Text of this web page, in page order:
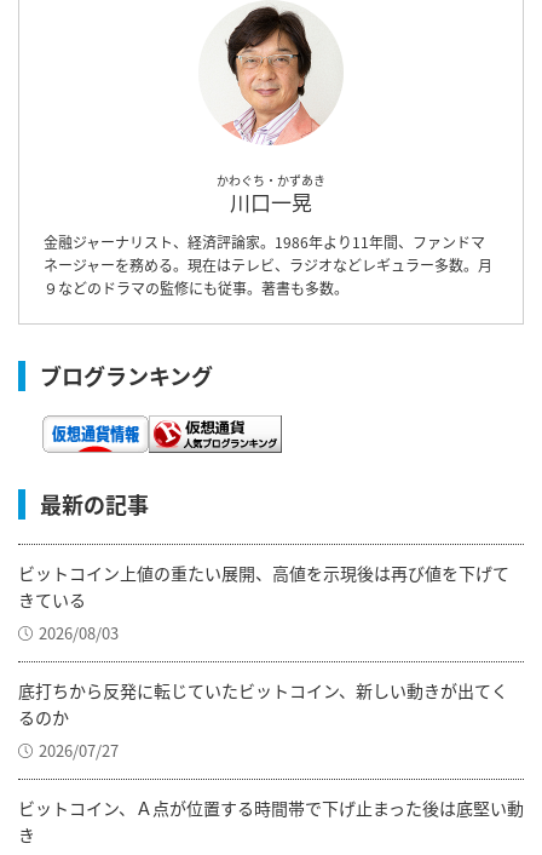
かわぐち・かずあき
川口一晃
金融ジャーナリスト、経済評論家。1986年より11年間、ファンドマ
ネージャーを務める。現在はテレビ、ラジオなどレギュラー多数。月
９などのドラマの監修にも従事。著書も多数。
ブログランキング
最新の記事
ビットコイン上値の重たい展開、高値を示現後は再び値を下げて
きている
2026/08/03
底打ちから反発に転じていたビットコイン、新しい動きが出てく
るのか
2026/07/27
ビットコイン、Ａ点が位置する時間帯で下げ止まった後は底堅い動
き